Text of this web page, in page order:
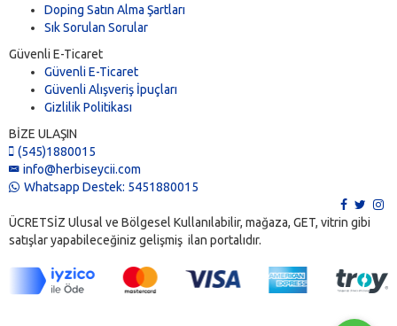
Doping Satın Alma Şartları
Sık Sorulan Sorular
Güvenli E-Ticaret
Güvenli E-Ticaret
Güvenli Alışveriş İpuçları
Gizlilik Politikası
BİZE ULAŞIN
(545)1880015
info@herbiseycii.com
Whatsapp Destek: 5451880015
ÜCRETSİZ Ulusal ve Bölgesel Kullanılabilir, mağaza, GET, vitrin gibi
satışlar yapabileceğiniz gelişmiş ilan portalıdır.